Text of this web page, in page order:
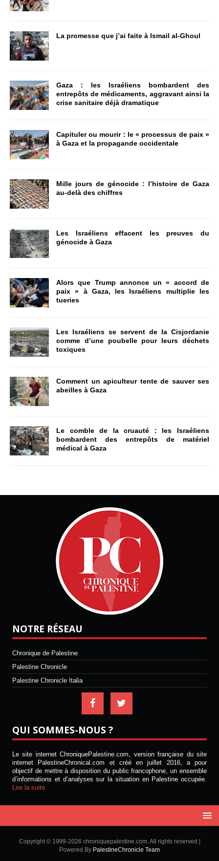
La promesse que j’ai faite à Ismail al-Ghoul
Gaza : les Israéliens bombardent des
entrepôts de médicaments, aggravant ainsi la
crise sanitaire déjà dramatique
Capituler ou mourir : le « processus de paix »
à Gaza et la propagande occidentale
Mille jours de génocide : l’histoire de Gaza
au-delà des chiffres
Les Israéliens effacent les preuves du
génocide à Gaza
Alors que Trump annonce un « accord de
paix » à Gaza, les Israéliens multiplie les
tueries
Les Israéliens se servent de la Cisjordanie
comme d’une poubelle pour leurs déchets
toxiques
Comment un apiculteur tente de sauver ses
abeilles à Gaza
Le comble de la cruauté : les Israéliens
bombardent des entrepôts de matériel
médical à Gaza
NOTRE RÉSEAU
Chronique de Palestine
Palestine Chronicle
Palestine Chronicle Italia
QUI SOMMES-NOUS ?
Le site internet ChroniquePalestine.com, version française du site
internet PalestineChronical.com et créé en juillet 2016, a pour
objectif de mettre à disposition du public francophone, un ensemble
d’informations et d’analyses sur la situation en Palestine occupée.
Lire la suite
Copyright © 1999-2026 chroniquepalestine.com. All rights reserved |
Powered By PalestineChronicle Team